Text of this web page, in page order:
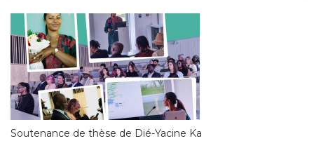
Soutenance de thèse de Dié-Yacine Ka